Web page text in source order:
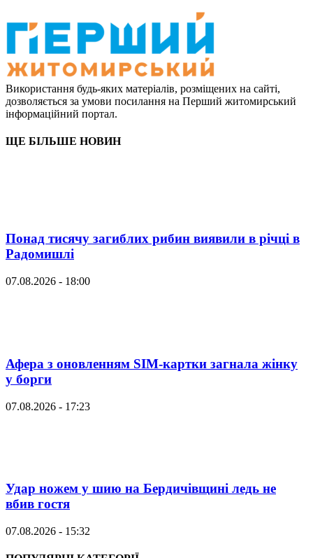
Використання будь-яких матеріалів, розміщених на сайті,
дозволяється за умови посилання на Перший житомирський
інформаційний портал.
ЩЕ БІЛЬШЕ НОВИН
Понад тисячу загиблих рибин виявили в річці в
Радомишлі
07.08.2026 - 18:00
Афера з оновленням SIM-картки загнала жінку
у борги
07.08.2026 - 17:23
Удар ножем у шию на Бердичівщині ледь не
вбив гостя
07.08.2026 - 15:32